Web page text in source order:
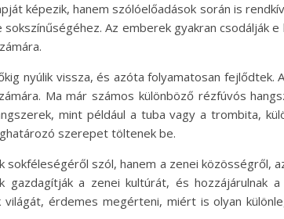
képezik, hanem szólóelőadások során is
Az emberek gyakran csodálják
nyúlik vissza, és azóta folyamatosan fejlődtek.
Ma már számos különböző rézfúvós
mint például a tuba vagy a trombita,
szerepet töltenek be.
sokféleségéről szól, hanem a zenei
gazdagítják a zenei kultúrát, és hozzájárulnak
érdemes megérteni, miért is olyan